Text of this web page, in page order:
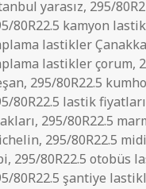
yarasız, 295/
80R22.5 kamyon
lastikler
lastikler çorum,
, 295/80R22.5 kumho
80R22.5 lastik fiyatları
, 295/80R22.5
, 295/80R22.5
, 295/80R22.5 otobüs
80R22.5 şantiye